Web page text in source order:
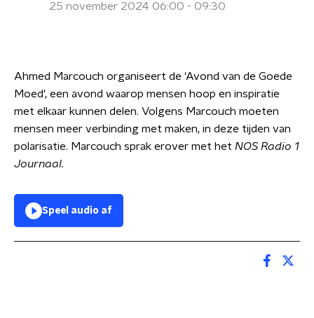
25 november 2024 06:00 - 09:30
Ahmed Marcouch organiseert de 'Avond van de Goede
Moed', een avond waarop mensen hoop en inspiratie
met elkaar kunnen delen. Volgens Marcouch moeten
mensen meer verbinding met maken, in deze tijden van
polarisatie. Marcouch sprak erover met het NOS Radio 1
Journaal.
Speel audio af